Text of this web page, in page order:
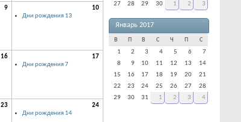
9
10
Дни рождения 13
16
17
Дни рождения 7
23
24
Дни рождения 14
27
28 29 30 1 2 3
Январь 2017
В В С Ч С
1 2 3 4 5 6
7
8
9 10 11 12 13
14
15
16 17 18 19 20
21
22
23 24 25 26 27
28
29
30 31 1 2 3 4